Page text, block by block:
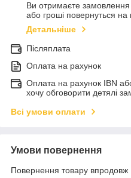
Ви отримаєте замовлення
або гроші повернуться на
Детальніше
Післяплата
Оплата на рахунок
Оплата на рахунок IBN
хочу обговорити детялі
Всі умови оплати
Умови повернення
Повернення товару впродовж